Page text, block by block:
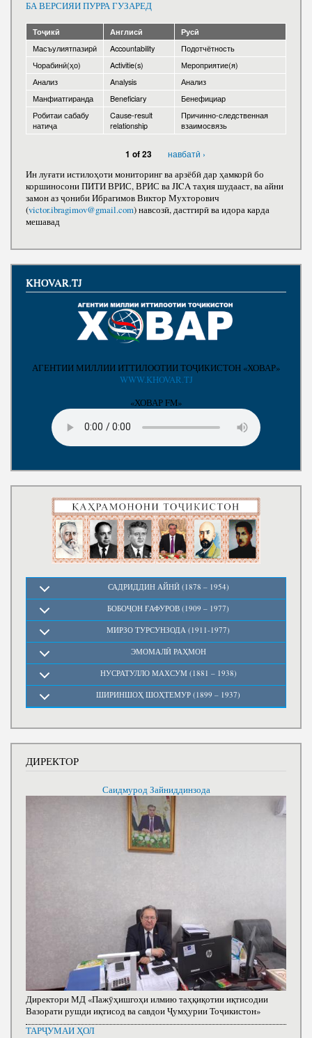
Нома ба Президент
БА ВЕРСИЯИ ПУРРА ГУЗАРЕД
Тоҷикӣ Англисӣ Русӣ
Масъулиятпазирӣ Accountability
Подотчётность
Чорабинӣ(ҳо)
Activitie(s)
Мероприятие(я)
Анализ
Analysis
Анализ
Манфиатгиранда
Beneficiary
Бенефициар
Робитаи сабабу
натиҷа
Cause-result
relationship
Причинно-следственная
взаимосвязь
1 of 23
навбатӣ ›
Ин луғати истилоҳоти мониторинг ва арзёбӣ дар ҳамкорӣ бо
коршиносони ПИТИ ВРИС, ВРИС ва JICA таҳия шудааст, ва айни
замон аз ҷониби Ибрагимов Виктор Мухторович
(victor.ibragimov@gmail.com) навсозӣ, дастгирӣ ва идора карда
мешавад
KHOVAR.TJ
АГЕНТИИ МИЛЛИИ ИТТИЛООТИИ ТОҶИКИСТОН «ХОВАР»
WWW.KHOVAR.TJ
«ХОВАР FM»
САДРИДДИН АЙНӢ (1878 – 1954)
БОБОҶОН ҒАФУРОВ (1909 – 1977)
МИРЗО ТУРСУНЗОДА (1911-1977)
ЭМОМАЛӢ РАҲМОН
НУСРАТУЛЛО МАХСУМ (1881 – 1938)
ШИРИНШОҲ ШОҲТЕМУР (1899 – 1937)
ДИРЕКТОР
Саидмурод Зайниддинзода
Директори МД «Пажӯҳишгоҳи илмию таҳқиқотии иқтисодии
Вазорати рушди иқтисод ва савдои Ҷумҳурии Тоҷикистон»
ТАРҶУМАИ ҲОЛ